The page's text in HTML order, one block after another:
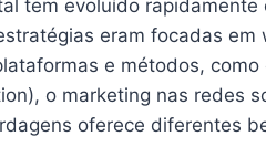
tem evoluído
eram focadas
e métodos,
o marketing nas redes
oferece diferentes